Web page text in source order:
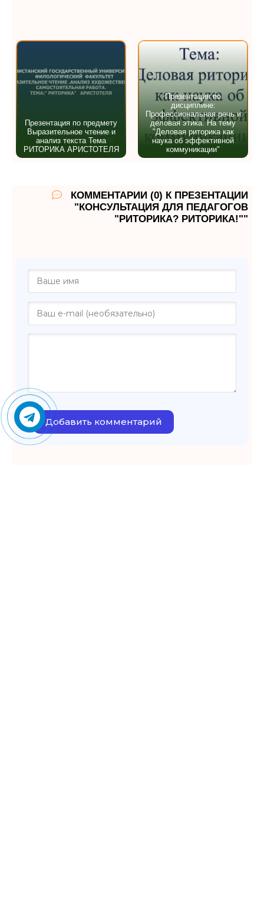
Презентация по предмету
Выразительное чтение и
анализ текста Тема
РИТОРИКА АРИСТОТЕЛЯ
Презентация по
дисциплине:
Профессиональная речь и
деловая этика. На тему
"Деловая риторика как
наука об эффективной
коммуникации"
КОММЕНТАРИИ (0) К ПРЕЗЕНТАЦИИ
"КОНСУЛЬТАЦИЯ ДЛЯ ПЕДАГОГОВ
"РИТОРИКА? РИТОРИКА!""
Добавить комментарий